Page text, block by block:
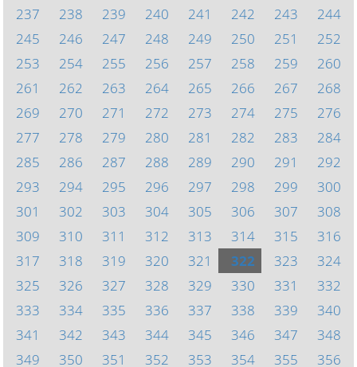
237
238 239 240 241 242 243
244
245
246 247 248 249 250 251
252
253
254 255 256 257 258 259
260
261
262 263 264 265 266 267
268
269
270 271 272 273 274 275
276
277
278 279 280 281 282 283
284
285
286 287 288 289 290 291
292
293
294 295 296 297 298 299
300
301
302 303 304 305 306 307
308
309
310 311 312 313 314 315
316
317
318 319 320 321 322 323
324
325
326 327 328 329 330 331
332
333
334 335 336 337 338 339
340
341
342 343 344 345 346 347
348
349
350 351 352 353 354 355 356